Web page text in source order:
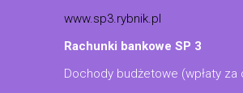
www.sp3.rybnik.pl
Rachunki bankowe SP 3
Dochody budżetowe (wpłaty za